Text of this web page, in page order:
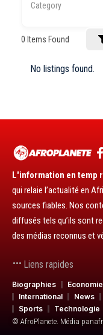
Category
0 Items Found
No listings found.
L'information en temp
qui relaie l’actualité en
sources fiables. Nos
diffusés tels qu’ils sont
des médias reconnus et
Liens rapides
Biographies Economie
International
News
Sports
Technologie
© AfroPlanete. Média